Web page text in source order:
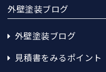
外壁塗装ブログ
外壁塗装ブログ
見積書をみるポイント